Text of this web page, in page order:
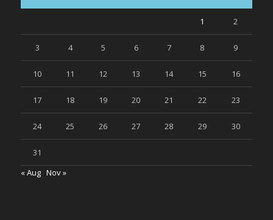
1 2
3 4 5 6 7 8 9
10 11 12 13 14 15 16
17 18 19 20 21 22 23
24 25 26 27 28 29 30
31
« Aug Nov »